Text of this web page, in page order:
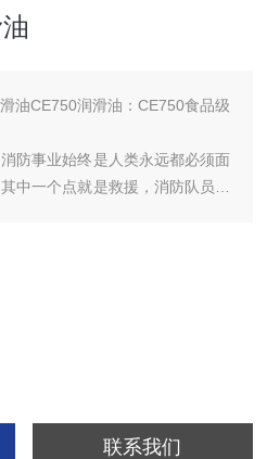
油CE750润滑油：CE750食品级
防事业始终是人类永远都必须面
中一个点就是救援，消防队员迅
机为生命提供续供气。
联系我们